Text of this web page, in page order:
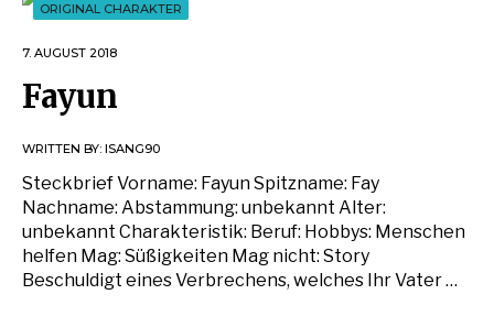
ORIGINAL CHARAKTER
7. AUGUST 2018
Fayun
WRITTEN BY: ISANG90
Steckbrief Vorname: Fayun Spitzname: Fay
Nachname: Abstammung: unbekannt Alter:
unbekannt Charakteristik: Beruf: Hobbys: Menschen
helfen Mag: Süßigkeiten Mag nicht: Story
Beschuldigt eines Verbrechens, welches Ihr Vater …